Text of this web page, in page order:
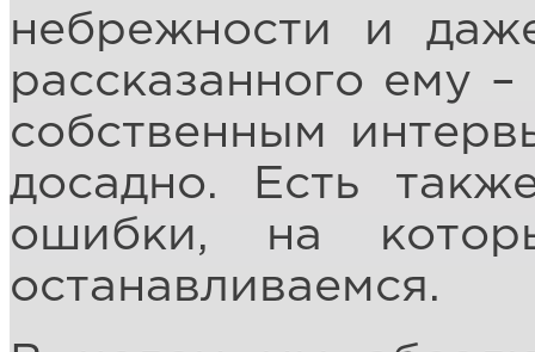
небрежности и
рассказанного ему
собственным
досадно. Есть
ошибки, на
останавливаемся.